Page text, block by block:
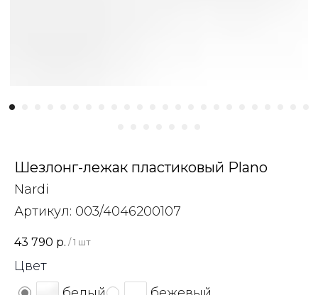
Шезлонг-лежак пластиковый Plano
Nardi
Артикул: 003/4046200107
43 790 р. / 1 шт
Цвет